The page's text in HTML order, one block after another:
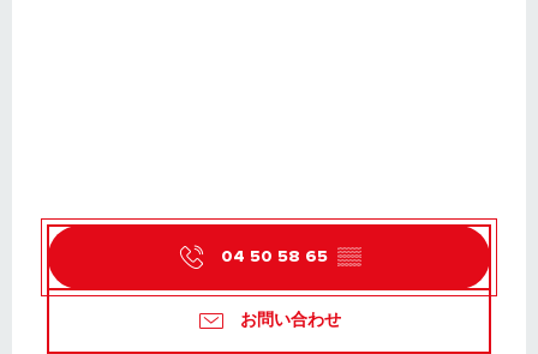
04 50 58 65 ▒▒
お問い合わせ